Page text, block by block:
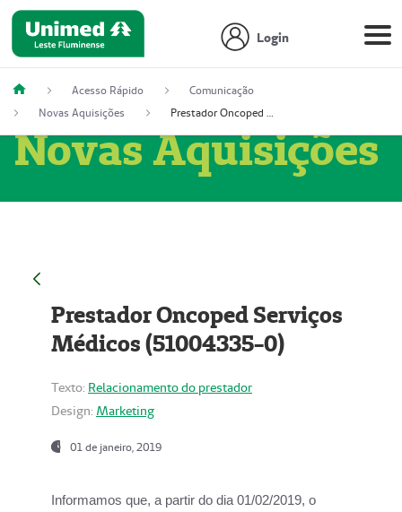
Login
Acesso Rápido
Comunicação
Novas Aquisições
Prestador Oncoped Serviços Médicos (51004335-0)
Novas Aquisições
Prestador Oncoped Serviços
Médicos (51004335-0)
Texto: Relacionamento do prestador
Design: Marketing
01 de janeiro, 2019
Informamos que, a partir do dia 01/02/2019, o